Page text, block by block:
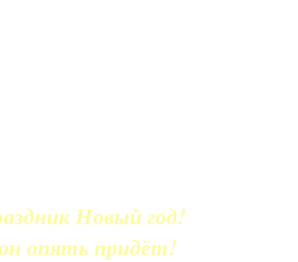
Новый год!
опять придёт!